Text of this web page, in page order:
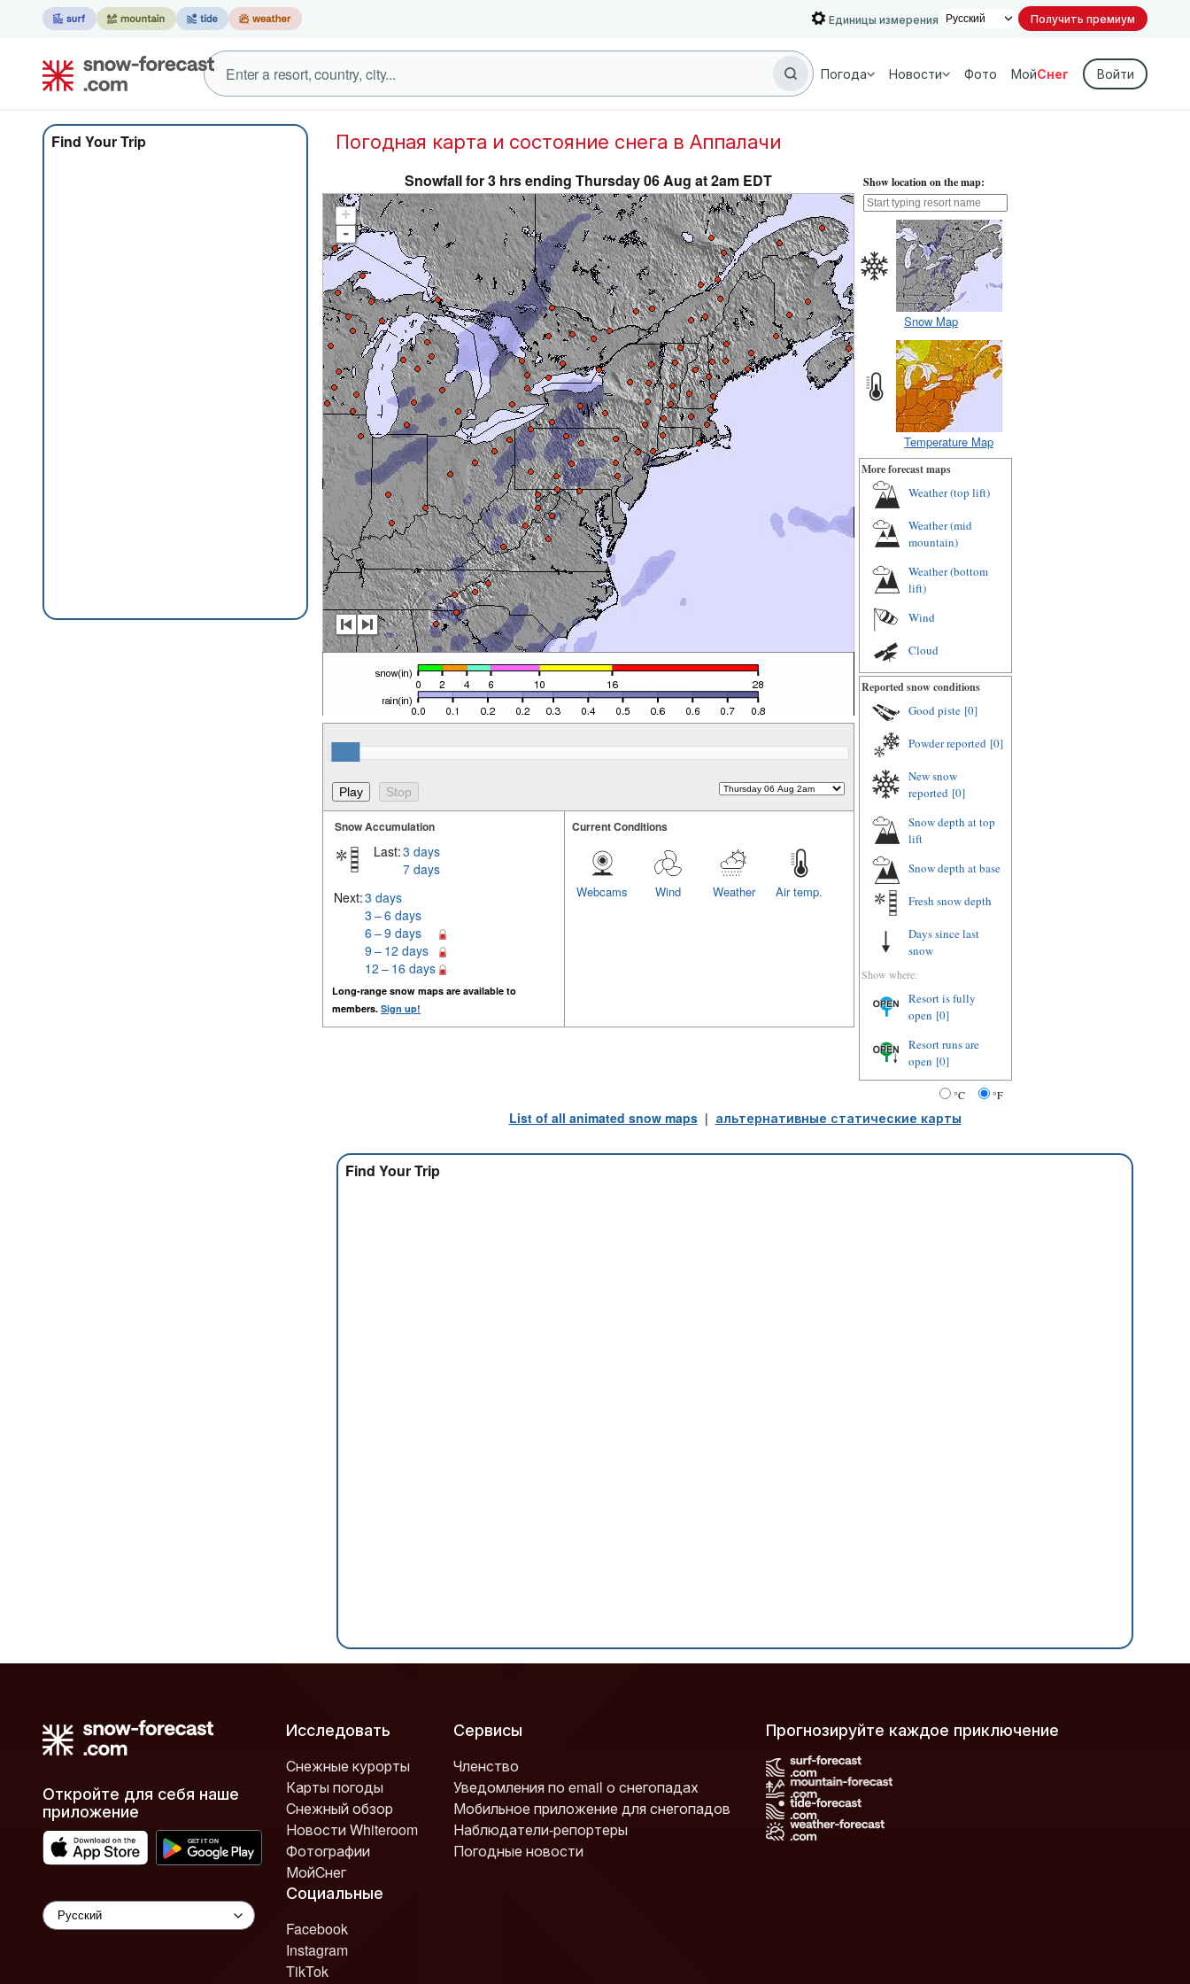
Единицы измерения Получить премиум
Погода Новости Фото МойСнег Войти
Find Your Trip Погодная карта и состояние снега в Аппалачи
Snowfall for 3 hrs ending Thursday 06 Aug at 2am EDT
+
-
Snow Accumulation
Last:3 days
7 days
Next:3 days
3 – 6 days
6 – 9 days
9 – 12 days
12 – 16 days
Long-range snow maps are available to
members. Sign up!
Current Conditions
Air temp.
Weather
Wind
Webcams
Show location on the map:
Snow Map
Temperature Map
More forecast maps
Weather (top lift)
Weather (mid
mountain)
Weather (bottom
lift)
Wind
Cloud
Reported snow conditions
Good piste [0]
Powder reported [0]
New snow
reported [0]
Snow depth at top
lift
Snow depth at base
Fresh snow depth
Days since last
snow
Show where:
Resort is fully
open [0]
Resort runs are
open [0]
°C °F
List of all animated snow maps| альтернативные статические карты
Find Your Trip
Откройте для себя наше
приложение
Исследовать
Снежные курорты
Карты погоды
Снежный обзор
Новости Whiteroom
Фотографии
МойСнег
Сервисы
Членство
Уведомления по email о снегопадах
Мобильное приложение для снегопадов
Наблюдатели-репортеры
Погодные новости
Социальные
Facebook
Instagram
TikTok
Прогнозируйте каждое приключение